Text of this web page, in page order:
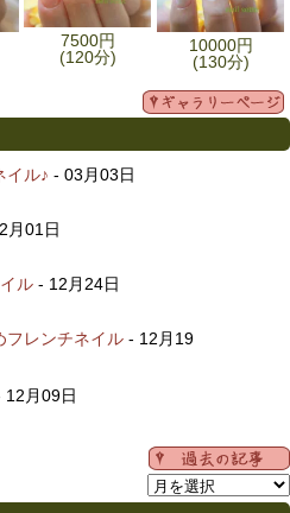
7500円
(120分)
10000円
(130分)
イル♪ - 03月03日
月01日
ル - 12月24日
フレンチネイル - 12月19
12月09日